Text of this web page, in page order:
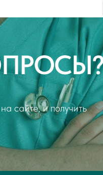
хорошие
рассказала.
назначенное
провела со мной
минут, и в
вполне
процессе
комментировала
изображение на
получила на
снимки.
в понятной
вопросы,
обращусь к
если вдруг
данного
сайте, и получить